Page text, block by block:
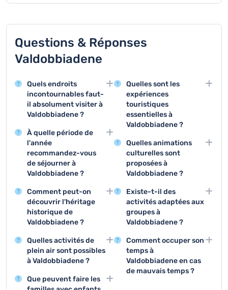
Questions & Réponses
Valdobbiadene
Quels endroits
incontournables faut-
il absolument visiter à
Valdobbiadene ?
Valdobbiadene offre des
sites remarquables
comme les vignobles du
Prosecco Superiore et
la magnifique église de
est particulièrement
réputée pour ses
paysages viticoles
pittoresques et son
architectural.
À quelle période de
l'année
recommandez-vous
de séjourner à
Valdobbiadene ?
La période idéale pour
visiter Valdobbiadene
est entre septembre et
octobre pendant les
permettent de profiter
d'un climat agréable et
de découvrir les
locales.
Comment peut-on
découvrir l'héritage
historique de
Valdobbiadene ?
Le musée local et les
visites guidées des
églises historiques
comprendre l'histoire de
Valdobbiadene. Les
Quelles activités de
plein air sont possibles
à Valdobbiadene ?
Valdobbiadene propose
de magnifiques
Que peuvent faire les
Quelles sont les
expériences
touristiques
essentielles à
Valdobbiadene ?
Les trois activités
principales sont les
dégustations de
Prosecco, les visites de
promenades dans les
paysages collinaires.
Ces expériences
permettent de découvrir
Quelles animations
culturelles sont
proposées à
Valdobbiadene ?
Valdobbiadene organise
des festivals viticoles,
des expositions sur le
patrimoine local et des
Ces événements
permettent de découvrir
la richesse culturelle de
la région.
Existe-t-il des
activités adaptées aux
groupes à
Valdobbiadene ?
Des circuits de
dégustation de vins
pour groupes, des
visites commentées de
Comment occuper son
temps à
Valdobbiadene en cas
de mauvais temps ?